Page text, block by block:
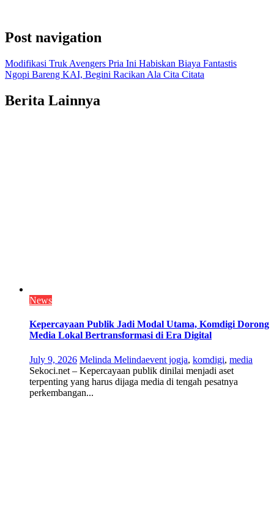
Post navigation
Modifikasi Truk Avengers Pria Ini Habiskan Biaya Fantastis
Ngopi Bareng KAI, Begini Racikan Ala Cita Citata
Berita Lainnya
News
Kepercayaan Publik Jadi Modal Utama, Komdigi Dorong
Media Lokal Bertransformasi di Era Digital
July 9, 2026 Melinda Melindaevent jogja, komdigi, media
Sekoci.net – Kepercayaan publik dinilai menjadi aset
terpenting yang harus dijaga media di tengah pesatnya
perkembangan...